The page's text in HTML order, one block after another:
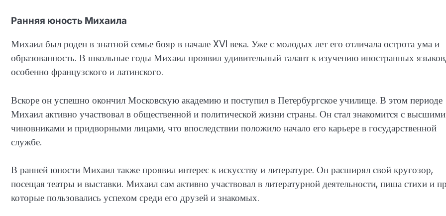
Ранняя юность Михаила
Михаил был роден в знатной семье бояр в начале XVI века. Уже с молодых лет его отличала острота ума и
образованность. В школьные годы Михаил проявил удивительный талант к изучению иностранных
особенно французского и латинского.
Вскоре он успешно окончил Московскую академию и поступил в Петербургское училище. В этом периоде
Михаил активно участвовал в общественной и политической жизни страны. Он стал знакомится с высшими
чиновниками и придворными лицами, что впоследствии положило начало его карьере в государственной
службе.
В ранней юности Михаил также проявил интерес к искусству и литературе. Он расширял свой кругозор,
посещая театры и выставки. Михаил сам активно участвовал в литературной деятельности, пиша стихи и
которые пользовались успехом среди его друзей и знакомых.